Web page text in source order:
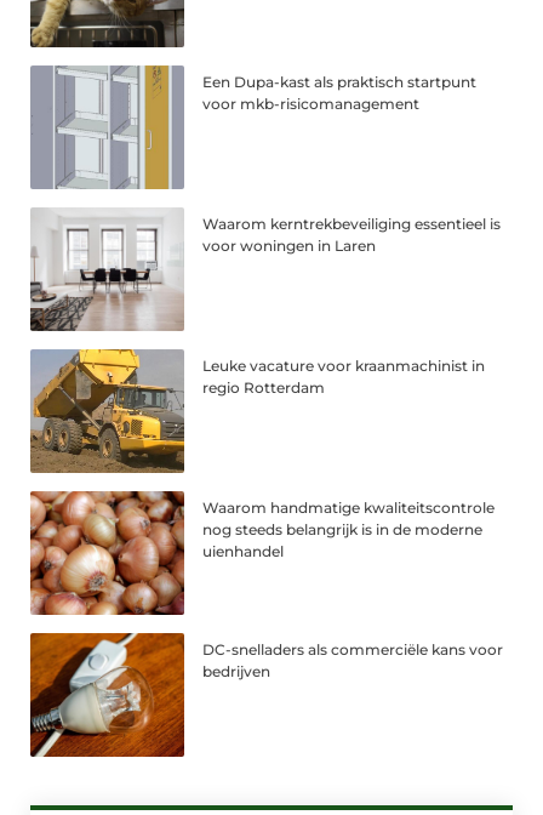
Een Dupa-kast als praktisch startpunt
voor mkb-risicomanagement
Waarom kerntrekbeveiliging essentieel is
voor woningen in Laren
Leuke vacature voor kraanmachinist in
regio Rotterdam
Waarom handmatige kwaliteitscontrole
nog steeds belangrijk is in de moderne
uienhandel
DC-snelladers als commerciële kans voor
bedrijven